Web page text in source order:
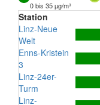
0 bis 35 µg/m³
Station
Linz-Neue
Welt
Enns-Kristein
3
Linz-24er-
Turm
Linz-